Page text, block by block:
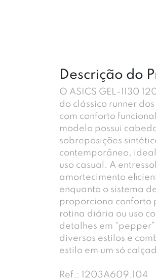
Descrição do
O ASICS GEL-1130
do clássico runner
com conforto
modelo possui
sobreposições
contemporâneo,
uso casual. A
amortecimento
enquanto o sistema
proporciona conforto
rotina diária ou uso
detalhes em
diversos estilos e
estilo em um só
Ref.: 1203A609.104